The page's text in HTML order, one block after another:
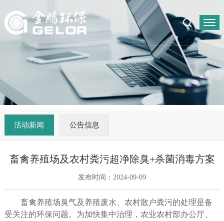
活动新闻 公告信息
畜禽养殖场及农村粪污超净除臭+杀菌消毒方案
发布时间：2024-09-09
畜禽养殖场臭气及养殖废水、农村散户粪污的处理是备
受关注的环保问题。为加快集中治理，农业农村部办公厅、